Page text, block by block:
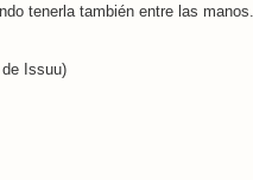
tenerla también entre las manos.
Issuu)